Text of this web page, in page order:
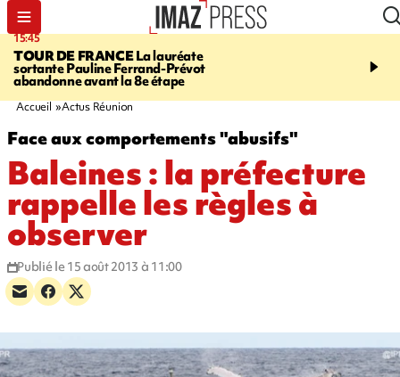
15:45
TOUR DE FRANCELa lauréate
sortante Pauline Ferrand-Prévot
abandonne avant la 8e étape
20:17
routière, concours de
Accueil Actus Réunion
Face aux comportements "abusifs"
Baleines : la préfecture
rappelle les règles à
observer
Publié le 15 août 2013 à 11:00